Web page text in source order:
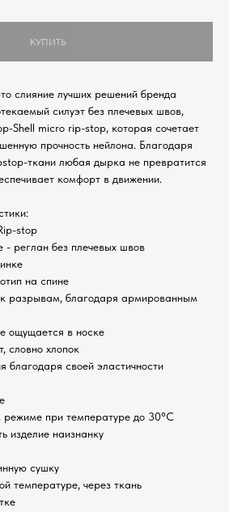
КУПИТЬ
слияние лучших решений бренда
силуэт без плечевых швов,
Shell micro rip-stop, которая сочетает
прочность нейлона. Благодаря
ткани любая дырка не превратится
комфорт в движении.
stop
- реглан без плечевых швов
на спине
к разрывам, благодаря армированным
ощущается в носке
словно хлопок
благодаря своей эластичности
режиме при температуре до 30°C
изделие наизнанку
сушку
температуре, через ткань